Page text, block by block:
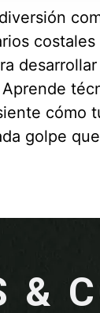
cómo
golpe
&